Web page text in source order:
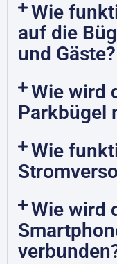
Wie
auf die
und Gäste?
Wie wird
Parkbügel
Wie
Wie wird